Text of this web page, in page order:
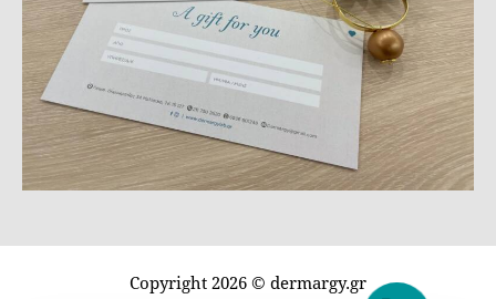
Copyright 2026 © dermargy.gr